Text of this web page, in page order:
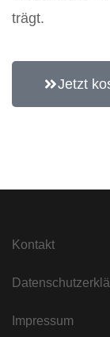
trägt.
Jetzt
Kontakt
Impressum